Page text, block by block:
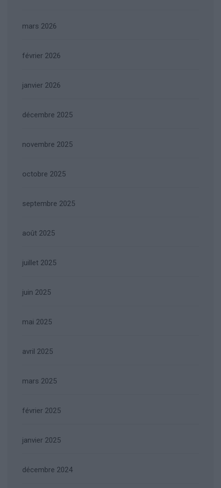
mars 2026
février 2026
janvier 2026
décembre 2025
novembre 2025
octobre 2025
septembre 2025
août 2025
juillet 2025
juin 2025
mai 2025
avril 2025
mars 2025
février 2025
janvier 2025
décembre 2024